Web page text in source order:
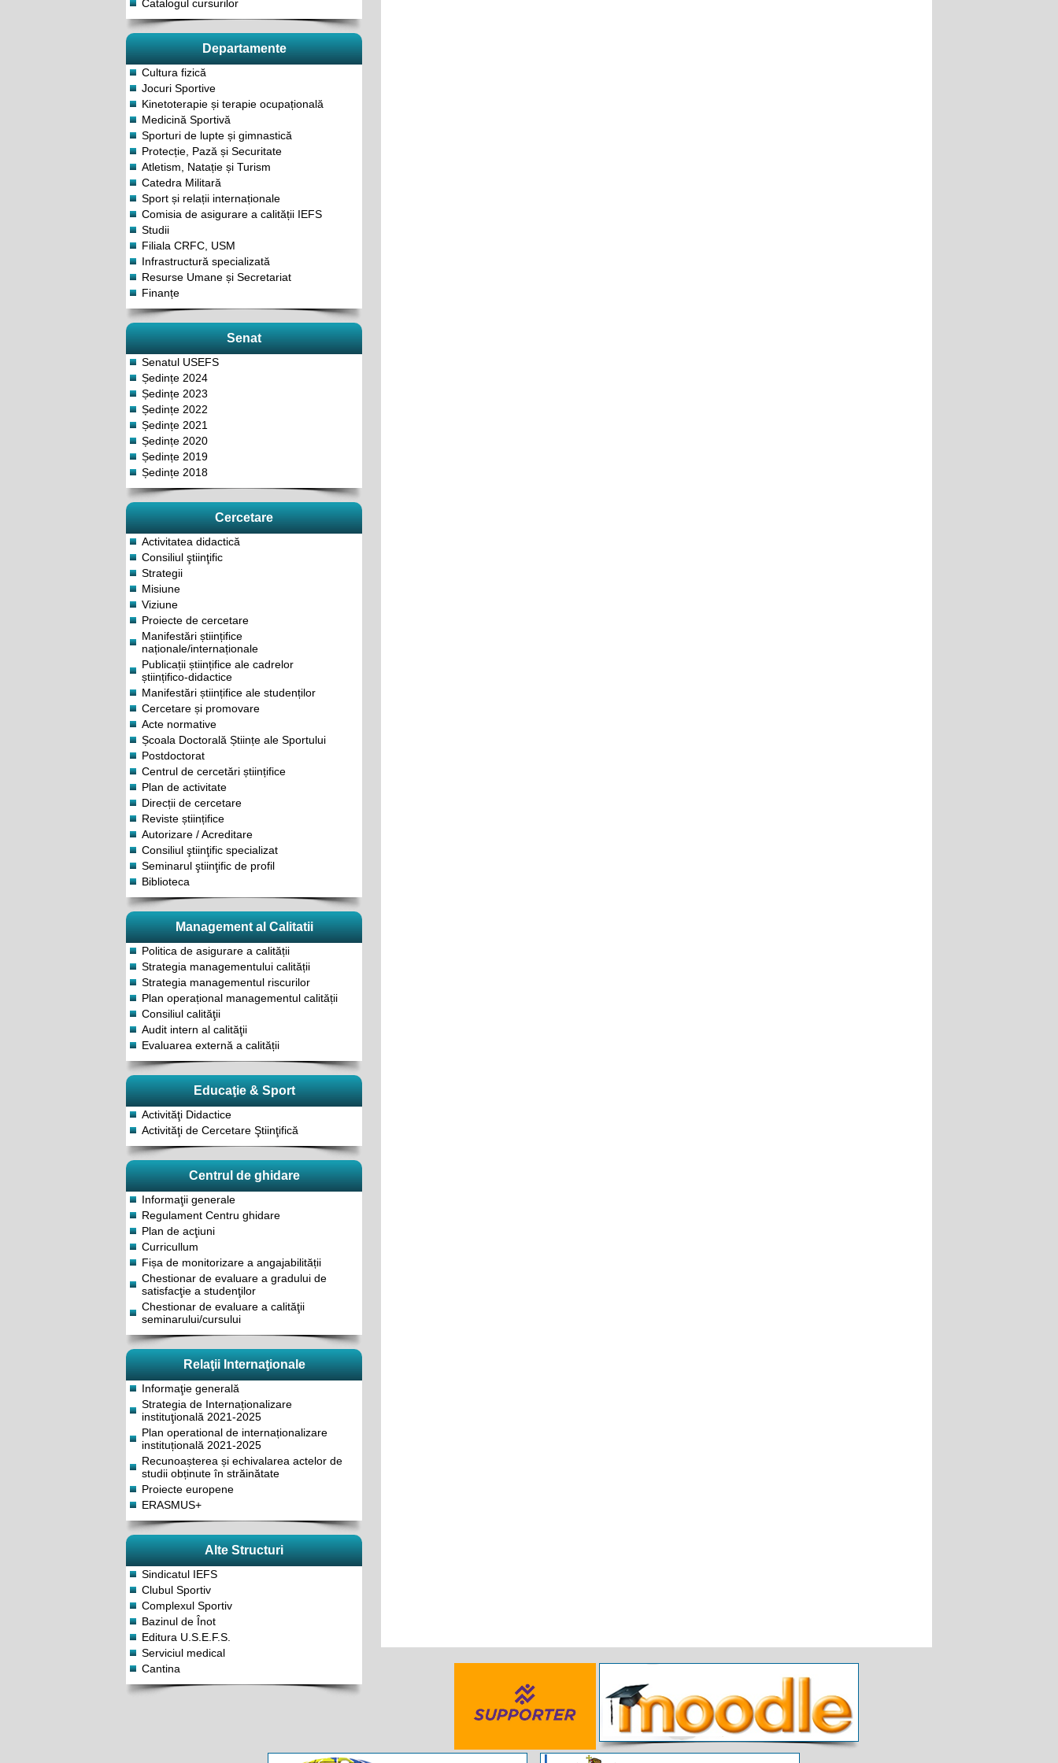
Catalogul cursurilor
Departamente
Cultura fizică
Jocuri Sportive
Kinetoterapie și terapie ocupațională
Medicină Sportivă
Sporturi de lupte și gimnastică
Protecție, Pază și Securitate
Atletism, Natație și Turism
Catedra Militară
Sport și relații internaționale
Comisia de asigurare a calității IEFS
Studii
Filiala CRFC, USM
Infrastructură specializată
Resurse Umane și Secretariat
Finanțe
Senat
Senatul USEFS
Ședințe 2024
Ședințe 2023
Ședințe 2022
Ședințe 2021
Ședințe 2020
Ședințe 2019
Ședințe 2018
Cercetare
Activitatea didactică
Consiliul ştiinţific
Strategii
Misiune
Viziune
Proiecte de cercetare
Manifestări științifice
naționale/internaționale
Publicații științifice ale cadrelor
științifico-didactice
Manifestări științifice ale studenților
Cercetare și promovare
Acte normative
Școala Doctorală Științe ale Sportului
Postdoctorat
Centrul de cercetări științifice
Plan de activitate
Direcții de cercetare
Reviste științifice
Autorizare / Acreditare
Consiliul ştiinţific specializat
Seminarul ştiinţific de profil
Biblioteca
Management al Calitatii
Politica de asigurare a calității
Strategia managementului calității
Strategia managementul riscurilor
Plan operațional managementul calității
Consiliul calităţii
Audit intern al calităţii
Evaluarea externă a calității
Educaţie & Sport
Activităţi Didactice
Activităţi de Cercetare Ştiinţifică
Centrul de ghidare
Informaţii generale
Regulament Centru ghidare
Plan de acţiuni
Curricullum
Fișa de monitorizare a angajabilității
Chestionar de evaluare a gradului de
satisfacţie a studenţilor
Chestionar de evaluare a calităţii
seminarului/cursului
Relaţii Internaţionale
Informaţie generală
Strategia de Internaționalizare
instituţională 2021-2025
Plan operational de internaționalizare
instituțională 2021-2025
Recunoașterea și echivalarea actelor de
studii obținute în străinătate
Proiecte europene
ERASMUS+
Alte Structuri
Sindicatul IEFS
Clubul Sportiv
Complexul Sportiv
Bazinul de Înot
Editura U.S.E.F.S.
Serviciul medical
Cantina